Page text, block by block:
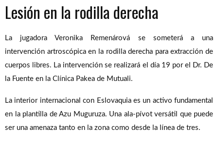
Lesión en la rodilla derecha
La jugadora Veronika Remenárová sesometerá a una
intervención artroscópica en la rodilla derecha para extracción de
cuerpos libres. La intervención se realizará el día 19 por el Dr. De
la Fuente en la Clínica Pakea de Mutuali.
La interior internacional con Eslovaquia es un activo fundamental
en la plantilla de Azu Muguruza. Una ala-pívot versátil que puede
ser una amenaza tanto en la zona como desde la línea de tres.